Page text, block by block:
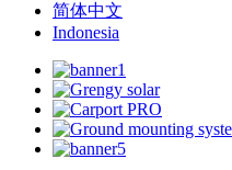
简体中文
Indonesia